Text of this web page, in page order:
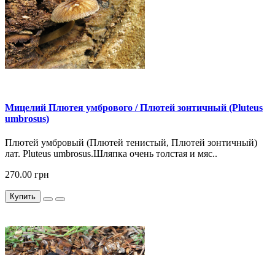
Мицелий Плютея умбрового / Плютей зонтичный (Pluteus
umbrosus)
Плютей умбровый (Плютей тенистый, Плютей зонтичный)
лат. Pluteus umbrosus.Шляпка очень толстая и мяс..
270.00 грн
Купить